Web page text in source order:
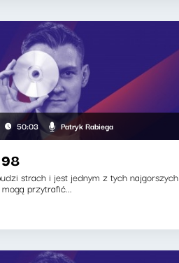
50:03 Patryk Rabiega
strach i jest jednym z tych najgorszych
przytrafić...